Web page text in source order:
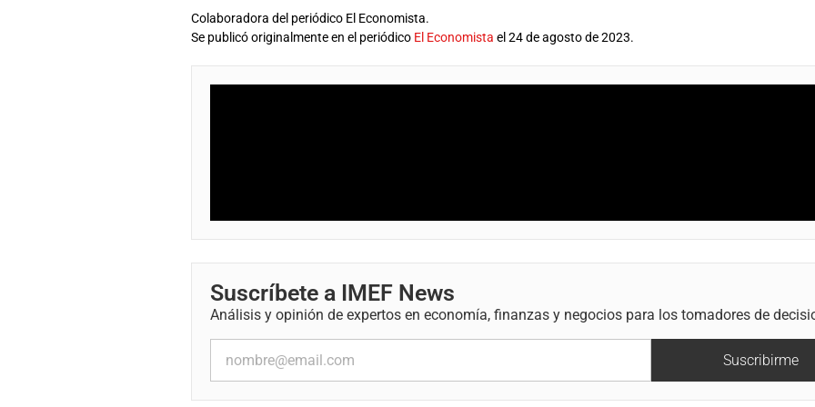
Colaboradora del periódico El Economista.
Se publicó originalmente en el periódico El Economistael 24 de agosto de 2023.
Suscríbete a IMEF News
Análisis y opinión de expertos en economía, finanzas y negocios para los tomadores de
Suscribirme